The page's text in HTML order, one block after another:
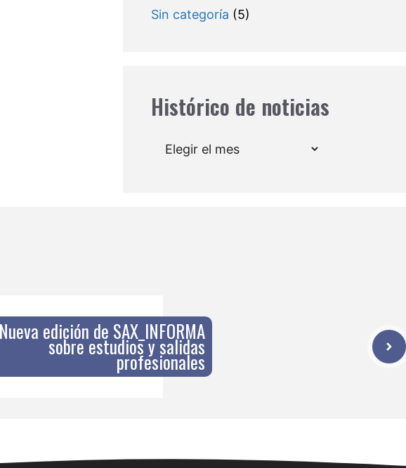
Sin categoría (5)
Histórico de noticias
Archivos
Nueva edición de SAX_INFORMA
sobre estudios y salidas
profesionales